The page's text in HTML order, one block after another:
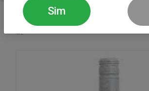
VINHO
ROSE
VINHO ROSE DON GUERINO SINAIS MALBEC ROSE 750
ML
Sim